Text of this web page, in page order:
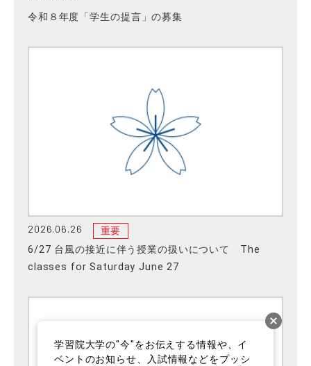
令和８年度「学生の提言」の募集
2026.06.26 重要
6/27 台風の接近に伴う授業の扱いについて The
classes for Saturday June 27
学習院大学の"今"をお伝えする情報や、イ
ベントのお知らせ、入試情報などをプッシ